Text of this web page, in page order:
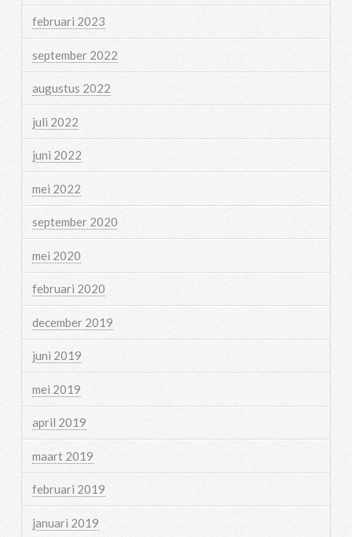
februari 2023
september 2022
augustus 2022
juli 2022
juni 2022
mei 2022
september 2020
mei 2020
februari 2020
december 2019
juni 2019
mei 2019
april 2019
maart 2019
februari 2019
januari 2019